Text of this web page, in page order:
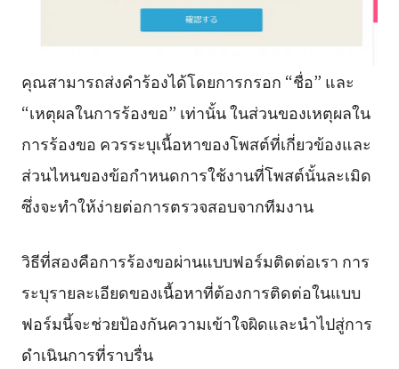
คุณสามารถส่งคำร้องได้โดยการกรอก “ชื่อ” และ
“เหตุผลในการร้องขอ” เท่านั้น ในส่วนของเหตุผลใน
การร้องขอ ควรระบุเนื้อหาของโพสต์ที่เกี่ยวข้องและ
ส่วนไหนของข้อกำหนดการใช้งานที่โพสต์นั้นละเมิด
ซึ่งจะทำให้ง่ายต่อการตรวจสอบจากทีมงาน
วิธีที่สองคือการร้องขอผ่านแบบฟอร์มติดต่อเรา การ
ระบุรายละเอียดของเนื้อหาที่ต้องการติดต่อในแบบ
ฟอร์มนี้จะช่วยป้องกันความเข้าใจผิดและนำไปสู่การ
ดำเนินการที่ราบรื่น